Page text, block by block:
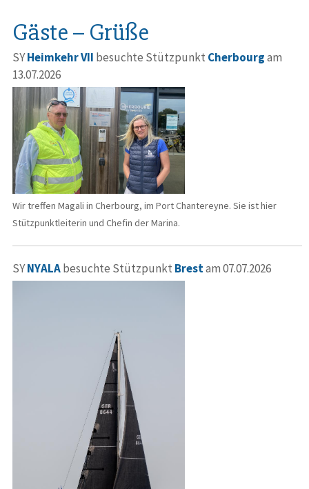
Gäste – Grüße
SYHeimkehr VII besuchte Stützpunkt Cherbourgam
13.07.2026
Wir treffen Magali in Cherbourg, im Port Chantereyne. Sie ist hier
Stützpunktleiterin und Chefin der Marina.
SYNYALAbesuchte Stützpunkt Brestam 07.07.2026